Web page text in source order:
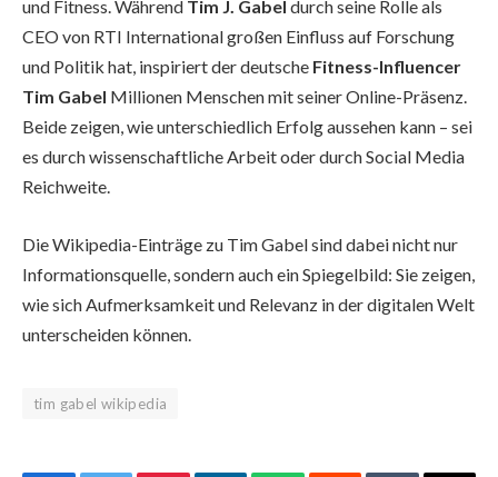
und Fitness. Während Tim J. Gabel durch seine Rolle als
CEO von RTI International großen Einfluss auf Forschung
und Politik hat, inspiriert der deutsche Fitness-Influencer
Tim Gabel Millionen Menschen mit seiner Online-Präsenz.
Beide zeigen, wie unterschiedlich Erfolg aussehen kann – sei
es durch wissenschaftliche Arbeit oder durch Social Media
Reichweite.
Die Wikipedia-Einträge zu Tim Gabel sind dabei nicht nur
Informationsquelle, sondern auch ein Spiegelbild: Sie zeigen,
wie sich Aufmerksamkeit und Relevanz in der digitalen Welt
unterscheiden können.
tim gabel wikipedia